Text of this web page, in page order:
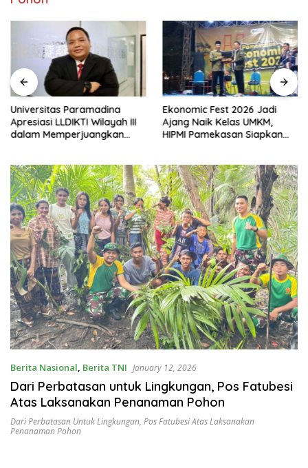
Universitas Paramadina
Apresiasi LLDIKTI Wilayah III
dalam Memperjuangkan
Ekonomic Fest 2026 Jadi
Ajang Naik Kelas UMKM,
HIPMI Pamekasan Siapkan
Berita Nasional, Berita TNI January 12, 2026
Dari Perbatasan untuk Lingkungan, Pos Fatubesi
Atas Laksanakan Penanaman Pohon
Dari Perbatasan Untuk Lingkungan, Pos Fatubesi Atas Laksanakan
Penanaman Pohon